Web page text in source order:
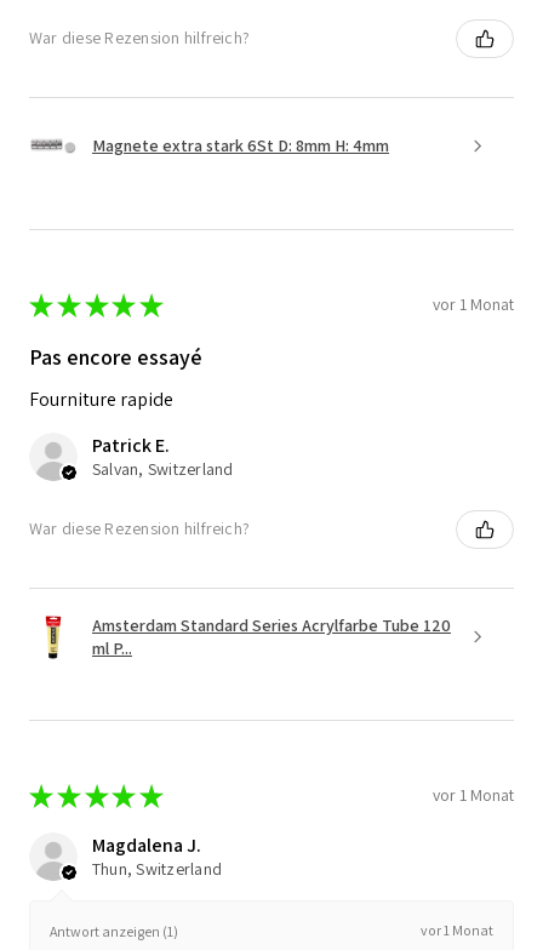
War diese Rezension hilfreich?
Magnete extra stark 6St D: 8mm H: 4mm
★★ ★★★ vor 1 Monat
Pas encore essayé
Fourniture rapide
Patrick E.
Salvan, Switzerland
War diese Rezension hilfreich?
Amsterdam Standard Series Acrylfarbe Tube 120
ml P...
★★ ★★★ vor 1 Monat
Magdalena J.
Thun, Switzerland
Antwort anzeigen (1) vor 1 Monat